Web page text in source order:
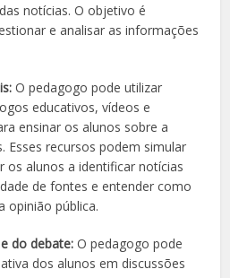
notícias. O objetivo é
e analisar as informações
O pedagogo pode utilizar
educativos, vídeos e
ensinar os alunos sobre a
Esses recursos podem simular
os alunos a identificar notícias
de fontes e entender como
opinião pública.
do debate: O pedagogo pode
dos alunos em discussões